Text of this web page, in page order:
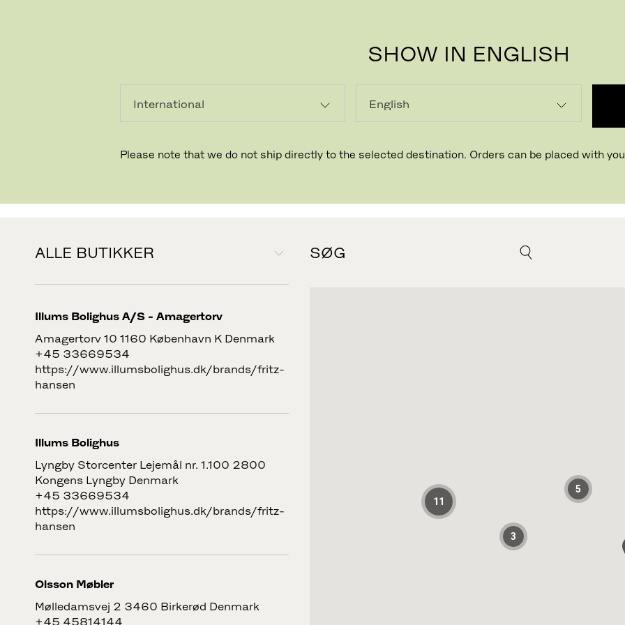
SHOW IN ENGLISH
Please note that we do not ship directly to the selected destination. Orders can be placed with
STORE LOCATOR
Illums Bolighus A/S - Amagertorv
Amagertorv 10 1160 København K Denmark
+45 33669534
https://www.illumsbolighus.dk/brands/fritz-
hansen
Illums Bolighus
Lyngby Storcenter Lejemål nr. 1.100 2800
Kongens Lyngby Denmark
+45 33669534
https://www.illumsbolighus.dk/brands/fritz-
hansen
Olsson Møbler
Mølledamsvej 2 3460 Birkerød Denmark
+45 45814144
11
3
5